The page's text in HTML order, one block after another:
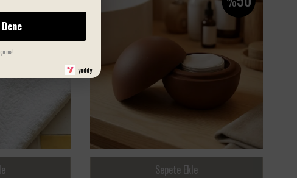
Banyonuzun havasını değiştirmek için doğru zaman: Şimdi
Minteks Home kalitesiyle tanışın!
Sepete Ekle
yuddy